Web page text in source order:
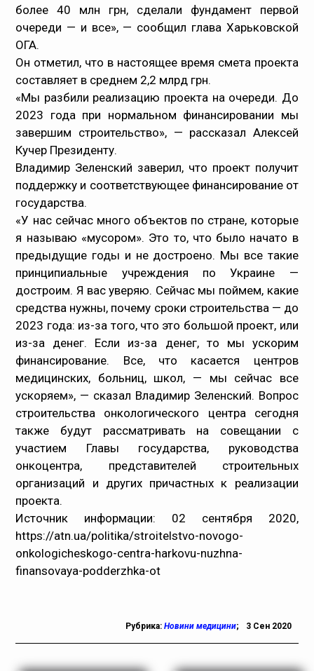
более 40 млн грн, сделали фундамент первой
очереди — и все», — сообщил глава Харьковской
ОГА.
Он отметил, что в настоящее время смета проекта
составляет в среднем 2,2 млрд грн.
«Мы разбили реализацию проекта на очереди. До
2023 года при нормальном финансировании мы
завершим строительство», — рассказал Алексей
Кучер Президенту.
Владимир Зеленский заверил, что проект получит
поддержку и соответствующее финансирование от
государства.
«У нас сейчас много объектов по стране, которые
я называю «мусором». Это то, что было начато в
предыдущие годы и не достроено. Мы все такие
принципиальные учреждения по Украине —
достроим. Я вас уверяю. Сейчас мы поймем, какие
средства нужны, почему сроки строительства — до
2023 года: из-за того, что это большой проект, или
из-за денег. Если из-за денег, то мы ускорим
финансирование. Все, что касается центров
медицинских, больниц, школ, — мы сейчас все
ускоряем», — сказал Владимир Зеленский. Вопрос
строительства онкологического центра сегодня
также будут рассматривать на совещании с
участием Главы государства, руководства
онкоцентра, представителей строительных
организаций и других причастных к реализации
проекта.
Источник информации: 02 сентября 2020,
https://atn.ua/politika/stroitelstvo-novogo-
onkologicheskogo-centra-harkovu-nuzhna-
finansovaya-podderzhka-ot
Рубрика: Новини медицини; 3 Сен 2020